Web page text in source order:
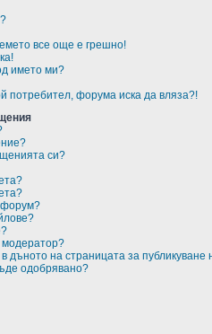
все още е грешно!
името ми?
потребител, форума иска да вляза?!
си?
форум?
модератор?
в дъното на страницата за
одобрявано?